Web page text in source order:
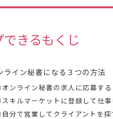
きるもくじ
ライン秘書になる３つの方法
ンライン秘書の求人に応募する
キルマーケットに登録して仕事
分で営業してクライアントを探